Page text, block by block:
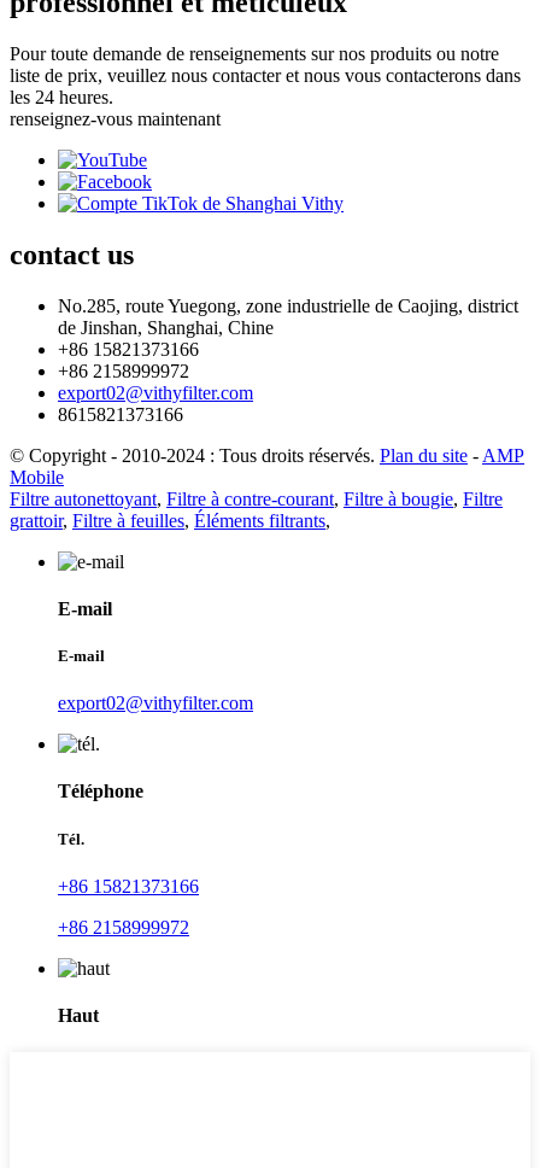
Pour toute demande de renseignements sur nos produits ou notre
liste de prix, veuillez nous contacter et nous vous contacterons dans
les 24 heures.
renseignez-vous maintenant
contact us
No.285, route Yuegong, zone industrielle de Caojing, district
de Jinshan, Shanghai, Chine
+86 15821373166
+86 2158999972
export02@vithyfilter.com
8615821373166
© Copyright - 2010-2024 : Tous droits réservés. Plan du site - AMP
Mobile
Filtre autonettoyant, Filtre à contre-courant, Filtre à bougie, Filtre
grattoir, Filtre à feuilles, Éléments filtrants,
E-mail
E-mail
export02@vithyfilter.com
Téléphone
Tél.
+86 15821373166
+86 2158999972
Haut